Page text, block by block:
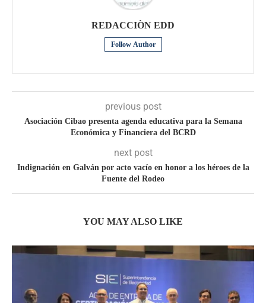
REDACCIÒN EDD
Follow Author
previous post
Asociación Cibao presenta agenda educativa para la Semana
Económica y Financiera del BCRD
next post
Indignación en Galván por acto vacío en honor a los héroes de la
Fuente del Rodeo
YOU MAY ALSO LIKE